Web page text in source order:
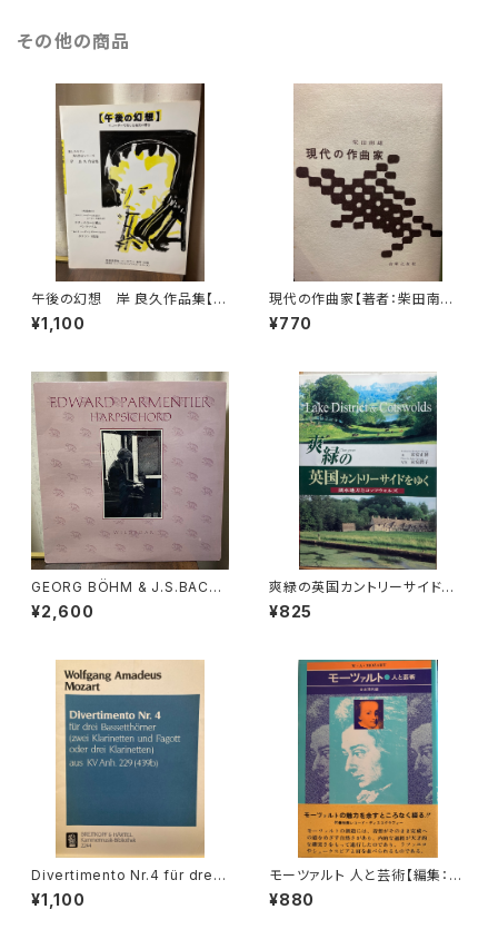
古楽以外
その他の商品
午後の幻想 岸 良久作品集【製
作：音楽企画社 ハーモニー】出
版社：音楽企画社 ハーモニ
¥1,100
現代の作曲家【著者：柴田南雄】
出版社：音楽之友社 昭和33年
¥770
GEORG BÖHM & J.S.BACH:
EXTRAVAGANT HARPSICH
ORD MUSIC【演奏者：EDWAR
¥2,600
爽緑の英国カントリーサイドを
ゆく【著者：末安正博 写真：末安
潤子】出版社：成隆出版 2000
¥825
Divertimento Nr.4 für drei
Basetthörner(zwei klarinet
ten und Fagotto oder drei
¥1,100
モーツァルト 人と芸術【編集：音
楽現代】出版社：芸術現代社 昭
和51年
¥880